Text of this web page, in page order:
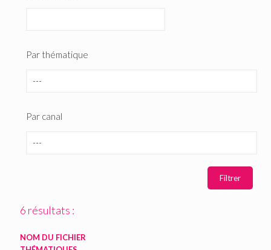
Par thématique
Par canal
6 résultats :
NOM DU FICHIER